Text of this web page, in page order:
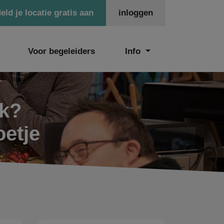
inloggen
je locatie gratis aan
Voor begeleiders Info